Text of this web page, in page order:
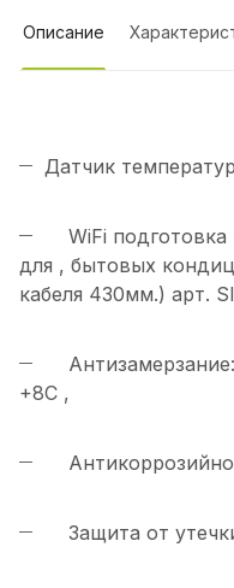
Описание
Датчик
WiFi подготовка
для , бытовых
кабеля 430мм.) арт.
+8С ,
Защита от